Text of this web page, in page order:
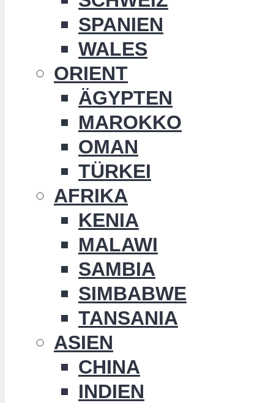
SPANIEN
WALES
ORIENT
ÄGYPTEN
MAROKKO
OMAN
TÜRKEI
AFRIKA
KENIA
MALAWI
SAMBIA
SIMBABWE
TANSANIA
ASIEN
CHINA
INDIEN